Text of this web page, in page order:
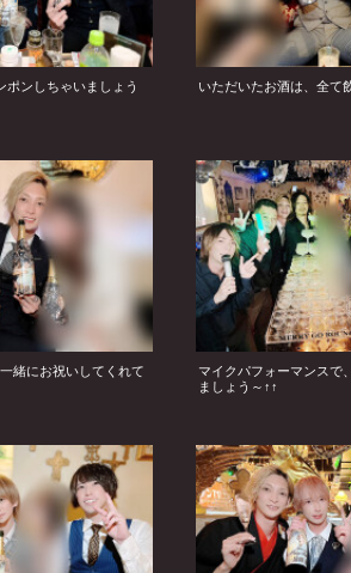
ポンしちゃいましょう
いただいたお酒は、全て
緒にお祝いしてくれて
マイクパフォーマンスで
ましょう～↑↑